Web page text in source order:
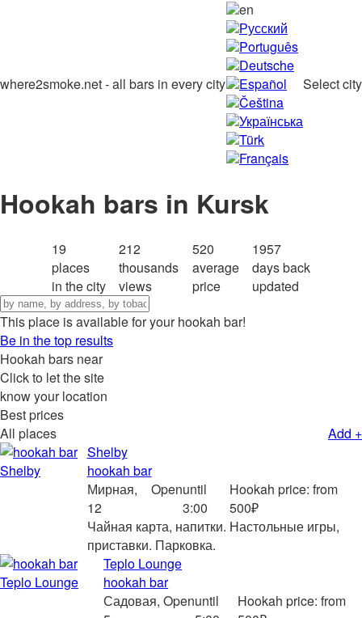
where2smoke.net - all bars in every city
en
Русский
Português
Deutsche
Español
Čeština
Українська
Türk
Français
Select city
Hookah bars in Kursk
19
places
in the city
212
thousands
views
520
average
price
1957
days back
updated
This place is available for your hookah bar!
Be in the top results
Hookah bars near
Click to let the site
know your location
Best prices
All places
Add +
Shelby
hookah bar
Мирная,
12
Openuntil
3:00
Hookah price: from
500₽
Чайная карта, напитки. Настольные игры,
приставки. Парковка.
Teplo Lounge
hookah bar
Садовая, Openuntil
Hookah price: from